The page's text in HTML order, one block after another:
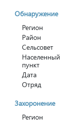
Обнаружение
Регион
Район
Сельсовет
Населенный
пункт
Дата
Отряд
Захоронение
Регион